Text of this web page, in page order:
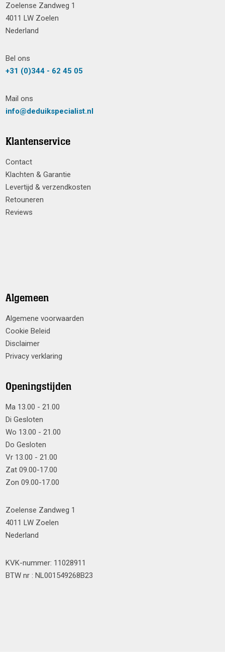
Zoelense Zandweg 1
4011 LW Zoelen
Nederland
Bel ons
+31 (0)344 - 62 45 05
Mail ons
info@deduikspecialist.nl
Klantenservice
Contact
Klachten & Garantie
Levertijd & verzendkosten
Retouneren
Reviews
Algemeen
Algemene voorwaarden
Cookie Beleid
Disclaimer
Privacy verklaring
Openingstijden
Ma 13.00 - 21.00
Di Gesloten
Wo 13.00 - 21.00
Do Gesloten
Vr 13.00 - 21.00
Zat 09.00-17.00
Zon 09.00-17.00
Zoelense Zandweg 1
4011 LW Zoelen
Nederland
KVK-nummer: 11028911
BTW nr : NL001549268B23